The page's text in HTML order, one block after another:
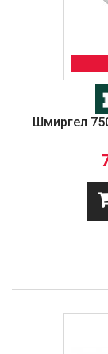
Шмиргел